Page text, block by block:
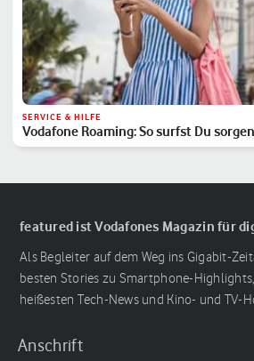
SERVICE & HILFE
Vodafone Roaming: So surfst Du
featured ist Vodafones Magazin für
Als Begleiter auf dem Weg ins Gigabit-
besten Stories zu Smartphone-
heißesten Tech-News und Kino- und TV-
Anschrift